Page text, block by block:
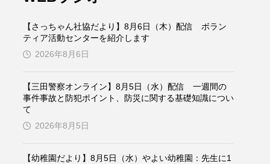
ンズ
トム・ヒドルストン
バッド・ジーニアス
ヒョン・ウソク
ン・オズペテク
【さっちゃん社協だより】8月6日（木）配信 ボラン
ティア活動センターを紹介します
2026年8月6日
【三田警察オンライン】8月5日（水）配信 一週間の
事件事故と防犯ポイント、防災に関する基礎知識につい
て
2026年8月5日
【幼稚園だより】8月5日（水）やよい幼稚園：先生に1